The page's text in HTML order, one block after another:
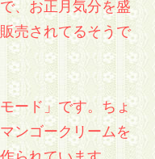
、お正月気分を盛
売されてるそうで
ード」です。ちょ
ンゴークリームを